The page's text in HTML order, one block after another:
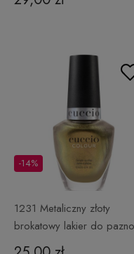
1231 Metaliczny złoty
brokatowy lakier do
13 ml YOU'RE SEW SPECIAL
-14%